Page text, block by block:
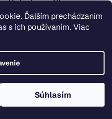
Ďalším prechádzaním
s ich používaním. Viac
Súhlasím
tieto benefity
údajom
pre registrovaných